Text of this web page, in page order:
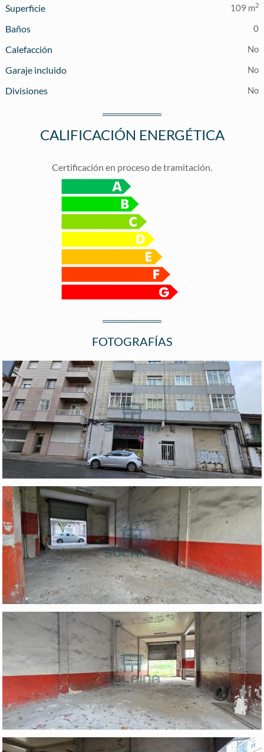
Superficie 109 m2
Baños 0
Calefacción
Garaje incluido
Divisiones
CALIFICACIÓN ENERGÉTICA
Certificación en proceso de tramitación.
FOTOGRAFÍAS